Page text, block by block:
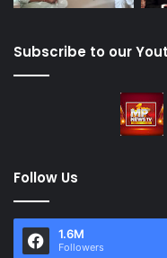
Subscribe to our
Follow Us
1.6M
Followers